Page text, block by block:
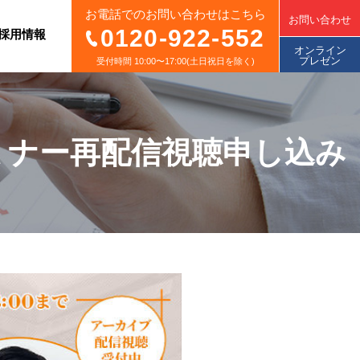
お問い合わせ
オンライン
プレゼン
お電話でのお問い合わせはこちら
0120-922-552
受付時間 10:00〜17:00(土日祝日を除く)
用情報
ー再配信視聴申し込み